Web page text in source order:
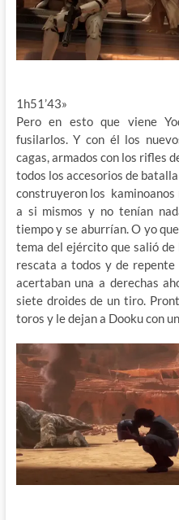
1h51’43»
Pero en esto que viene
fusilarlos. Y con él los
cagas, armados con los rifles
todos los accesorios de
construyeron los kaminoanos
a si mismos y no tenían
tiempo y se aburrían. O yo
tema del ejército que salió de
rescata a todos y de
acertaban una a derechas
siete droides de un tiro.
toros y le dejan a Dooku con